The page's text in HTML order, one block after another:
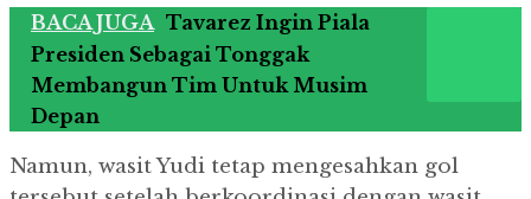
BACA JUGA Tavarez Ingin Piala
Presiden Sebagai Tonggak
Membangun Tim Untuk Musim
Depan
Namun, wasit Yudi tetap mengesahkan gol